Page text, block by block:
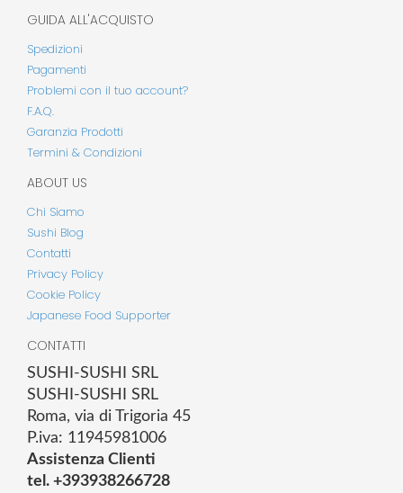
GUIDA ALL'ACQUISTO
Spedizioni
Pagamenti
Problemi con il tuo account?
F.A.Q.
Garanzia Prodotti
Termini & Condizioni
ABOUT US
Chi Siamo
Sushi Blog
Contatti
Privacy Policy
Cookie Policy
Japanese Food Supporter
CONTATTI
SUSHI-SUSHI SRL
SUSHI-SUSHI SRL
Roma, via di Trigoria 45
P.iva: 11945981006
Assistenza Clienti
tel. +393938266728